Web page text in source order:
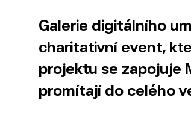
Galerie digitálního
charitativní event,
projektu se zapojuje
promítají do celého